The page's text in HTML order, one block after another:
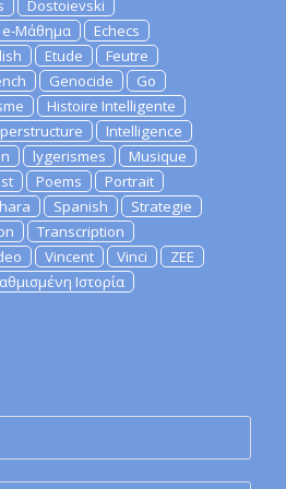
Dostoievski
e-Μάθημα
Echecs
Etude
Feutre
Genocide
Go
Histoire Intelligente
Intelligence
lygerismes
Musique
Poems
Portrait
Spanish
Strategie
Transcription
Vincent Vinci
ZEE
Ιστορία